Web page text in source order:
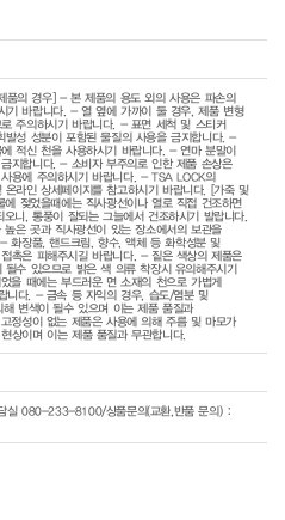
품의 경우] - 본 제품의 용도 외의 사용은 파손의
기 바랍니다. - 열 옆에 가까이 둘 경우, 제품 변형
주의하시기 바랍니다. - 표면 세척 및 스티커
발성 성분이 포함된 물질의 사용을 금지합니다. -
적신 천을 사용하시기 바랍니다. - 연마 분말이
지합니다. - 소비자 부주의로 인한 제품 손상은
용에 주의하시기 바랍니다. - TSA LOCK의
라인 상세페이지를 참고하시기 바랍니다. [가죽 및
젖었을때에는 직사광선이나 열로 직접 건조하면
니, 통풍이 잘되는 그늘에서 건조하시기 발랍니다.
은 곳과 직사광선이 있는 장소에서의 보관을
화장품, 핸드크림, 향수, 액체 등 화학성분 및
촉은 피해주시길 바랍니다. - 짙은 색상의 제품은
될수 있으므로 밝은 색 의류 착장시 유의해주시기
을 때에는 부드러운 면 소재의 천으로 가볍게
니다. - 금속 등 자익의 경우, 습도/염분 및
해 변색이 될수 있으며 이는 제품 품질과
정성이 없는 제품은 사용에 의해 주름 및 마모가
상이며 이는 제품 품질과 무관합니다.
실 080-233-8100/상품문의(교환,반품 문의) :